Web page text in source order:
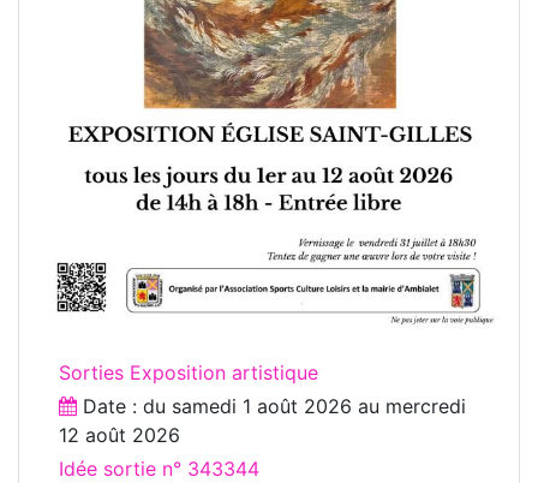
Sorties Exposition artistique
Date : du samedi 1 août 2026 au mercredi
12 août 2026
Idée sortie n° 343344